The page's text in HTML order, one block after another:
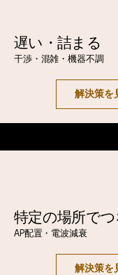
遅い・詰まる
干渉・混雑・機器不調
解決策を
特定の場所で
AP配置・電波減衰
解決策を